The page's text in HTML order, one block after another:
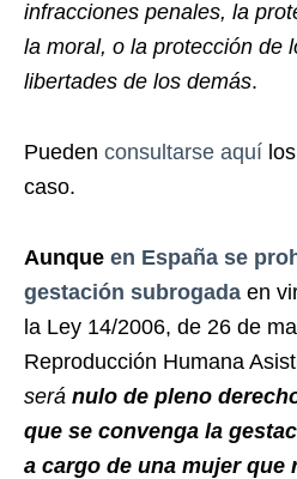
infracciones penales, la
la moral, o la protección de
libertades de los demás.
Pueden consultarse aquí los
caso.
Aunque en España se
gestación subrogada en
la Ley 14/2006, de 26 de
Reproducción Humana
será nulo de pleno
que se convenga la
a cargo de una mujer que